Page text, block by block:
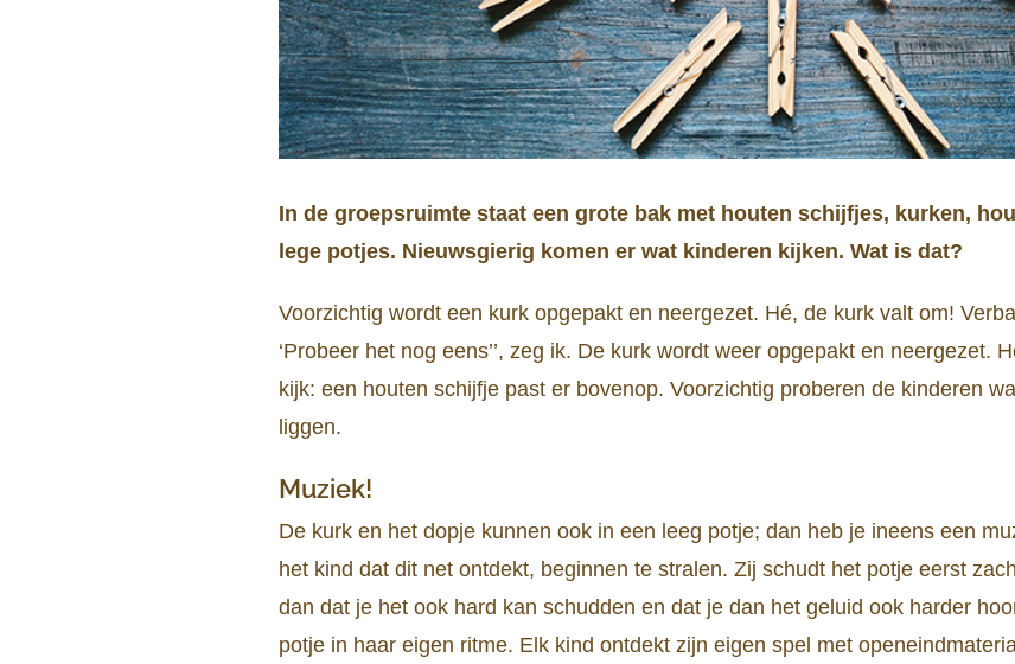
In de groepsruimte staat een grote bak met houten schijfjes, kurken,
lege potjes. Nieuwsgierig komen er wat kinderen kijken. Wat is dat?
Voorzichtig wordt een kurk opgepakt en neergezet. Hé, de kurk valt om!
‘Probeer het nog eens’’, zeg ik. De kurk wordt weer opgepakt en neergezet.
kijk: een houten schijfje past er bovenop. Voorzichtig proberen de kinderen
liggen.
Muziek!
De kurk en het dopje kunnen ook in een leeg potje; dan heb je ineens een
het kind dat dit net ontdekt, beginnen te stralen. Zij schudt het potje eerst
dan dat je het ook hard kan schudden en dat je dan het geluid ook harder
potje in haar eigen ritme. Elk kind ontdekt zijn eigen spel met